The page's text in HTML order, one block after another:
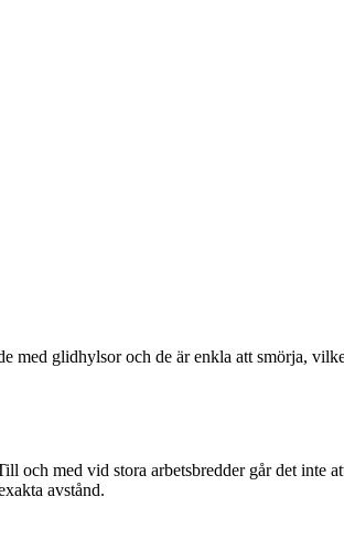
med glidhylsor och de är enkla att smörja,
med vid stora arbetsbredder går det inte
avstånd.